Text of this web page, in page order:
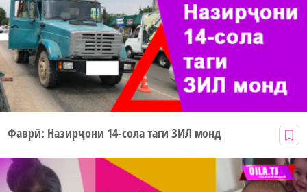
Фаврӣ: Назирҷони 14-сола таги ЗИЛ монд